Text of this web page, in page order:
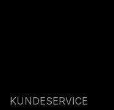
KUNDESERVICE